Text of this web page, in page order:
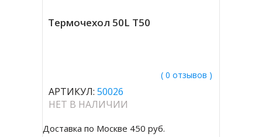
Термочехол 50L T50
( 0 отзывов )
АРТИКУЛ: 50026
НЕТ В НАЛИЧИИ
Доставка по Москве 450 руб.